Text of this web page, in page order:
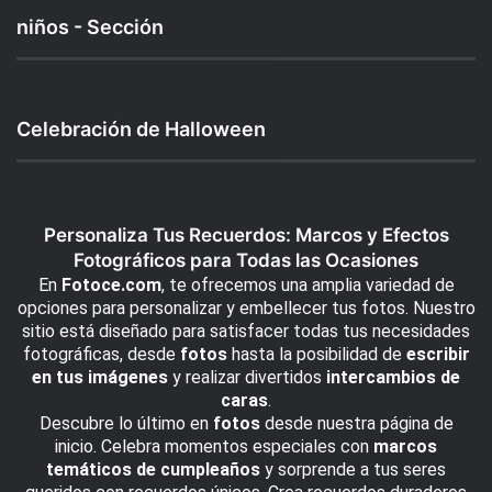
niños - Sección
Celebración de Halloween
Personaliza Tus Recuerdos: Marcos y Efectos
Fotográficos para Todas las Ocasiones
En Fotoce.com, te ofrecemos una amplia variedad de
opciones para personalizar y embellecer tus fotos. Nuestro
sitio está diseñado para satisfacer todas tus necesidades
fotográficas, desde fotoshasta la posibilidad de escribir
en tus imágenes y realizar divertidos intercambios de
caras.
Descubre lo último en fotosdesde nuestra página de
inicio. Celebra momentos especiales con marcos
temáticos de cumpleaños y sorprende a tus seres